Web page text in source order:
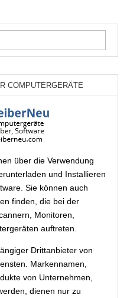
COMPUTERGERÄTE
über die Verwendung
und Installieren
Sie können auch
finden, die bei der
Monitoren,
auftreten.
Drittanbieter von
Markennamen,
von Unternehmen,
dienen nur zu